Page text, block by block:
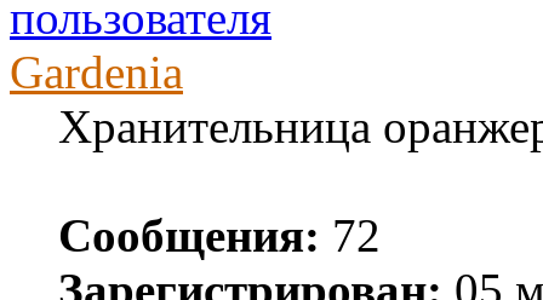
Gardenia
Хранительница
Сообщения: 72